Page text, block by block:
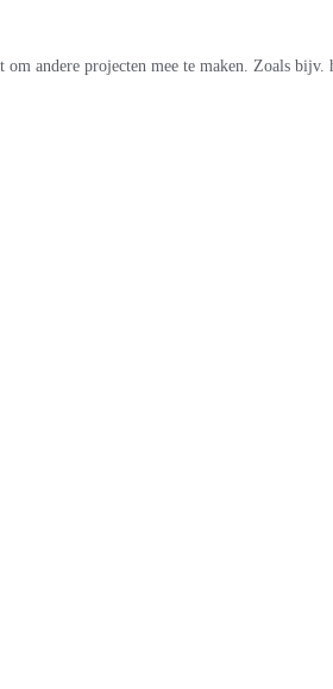
andere projecten mee te maken. Zoals bijv.